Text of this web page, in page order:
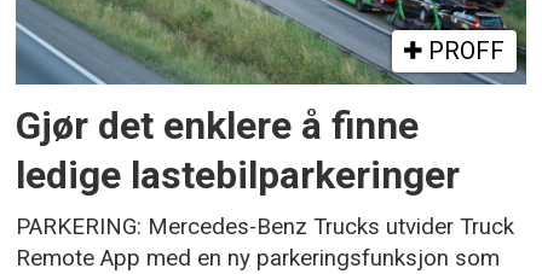
PROFF
Gjør det enklere å finne
ledige lastebilparkeringer
PARKERING: Mercedes-Benz Trucks utvider Truck
Remote App med en ny parkeringsfunksjon som